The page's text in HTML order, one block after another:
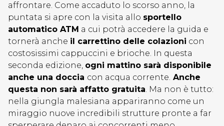
affrontare. Come accaduto lo scorso anno, la
puntata si apre con la visita allo sportello
automatico ATM a cui potrà accedere la guida e
tornerà anche il carrettino delle colazioni con
costosissimi cappuccini e brioche. In questa
seconda edizione, ogni mattino sarà disponibile
anche una doccia con acqua corrente. Anche
questa non sarà affatto gratuita. Ma non è tutto:
nella giungla malesiana appariranno come un
miraggio nuove incredibili strutture pronte a far